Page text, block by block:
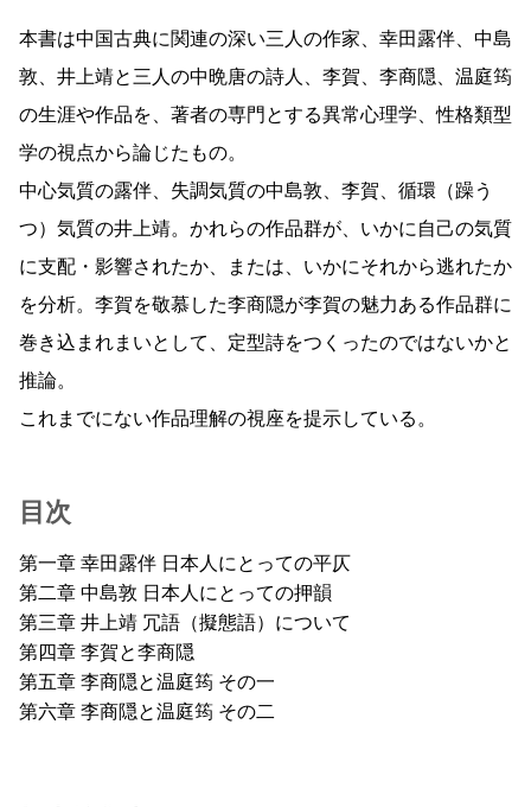
本書は中国古典に関連の深い三人の作家、幸田露伴、中島
敦、井上靖と三人の中晩唐の詩人、李賀、李商隠、温庭筠
の生涯や作品を、著者の専門とする異常心理学、性格類型
学の視点から論じたもの。
中心気質の露伴、失調気質の中島敦、李賀、循環（躁う
つ）気質の井上靖。かれらの作品群が、いかに自己の気質
に支配・影響されたか、または、いかにそれから逃れたか
を分析。李賀を敬慕した李商隠が李賀の魅力ある作品群に
巻き込まれまいとして、定型詩をつくったのではないかと
推論。
これまでにない作品理解の視座を提示している。
目次
第一章 幸田露伴 日本人にとっての平仄
第二章 中島敦 日本人にとっての押韻
第三章 井上靖 冗語（擬態語）について
第四章 李賀と李商隠
第五章 李商隠と温庭筠 その一
第六章 李商隠と温庭筠 その二